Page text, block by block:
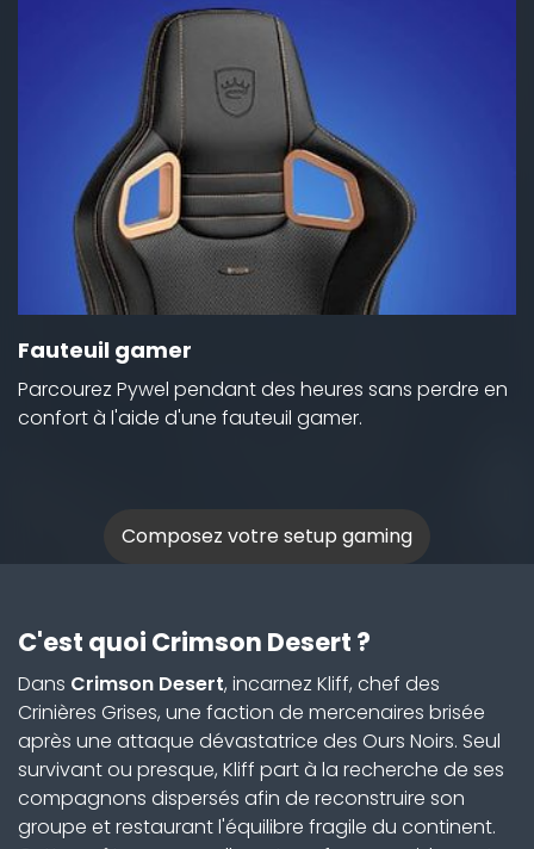
Fauteuil gamer
Parcourez Pywel pendant des heures sans perdre en
confort à l'aide d'une fauteuil gamer.
Composez votre setup gaming
C'est quoi Crimson Desert ?
Dans Crimson Desert, incarnez Kliff, chef des
Crinières Grises, une faction de mercenaires brisée
après une attaque dévastatrice des Ours Noirs. Seul
survivant ou presque, Kliff part à la recherche de ses
compagnons dispersés afin de reconstruire son
groupe et restaurant l'équilibre fragile du continent.